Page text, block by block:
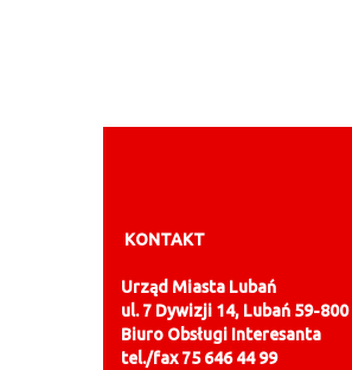
KONTAKT
Urząd Miasta Lubań
ul. 7 Dywizji 14, Lubań 59-800
Biuro Obsługi Interesanta
tel./fax 75 646 44 99